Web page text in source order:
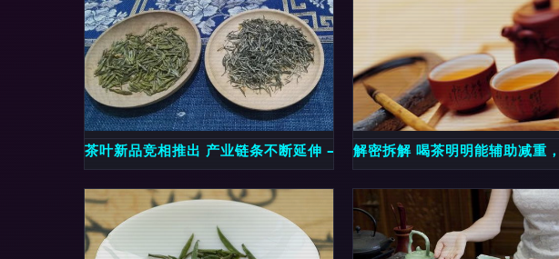
茶叶新品竞相推出 产业链条不断延伸 ——第19届重庆春季茶博会见闻
解密拆解 喝茶明明能辅助减重